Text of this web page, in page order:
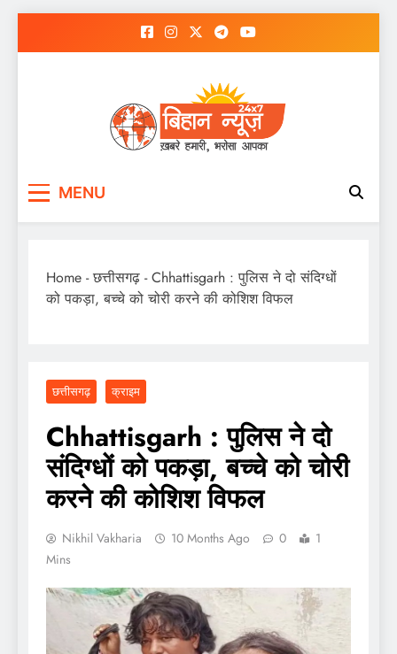
MENU
Home -छत्तीसगढ़ -Chhattisgarh : पुलिस ने दो संदिग्धों
को पकड़ा, बच्चे को चोरी करने की कोशिश विफल
छत्तीसगढ़ क्राइम
Chhattisgarh : पुलिस ने दो
संदिग्धों को पकड़ा, बच्चे को चोरी
करने की कोशिश विफल
Nikhil Vakharia 10 Months Ago 0
1
Mins